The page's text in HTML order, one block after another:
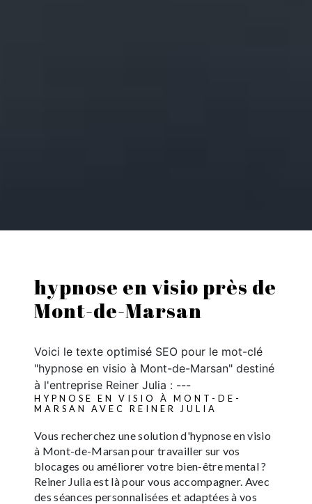
hypnose en visio près de
Mont-de-Marsan
Voici le texte optimisé SEO pour le mot-clé
"hypnose en visio à Mont-de-Marsan" destiné
à l'entreprise Reiner Julia : ---
HYPNOSE EN VISIO À MONT-DE-
MARSAN AVEC REINER JULIA
Vous recherchez une solution d'hypnose en visio
à Mont-de-Marsan pour travailler sur vos
blocages ou améliorer votre bien-être mental ?
Reiner Julia est là pour vous accompagner. Avec
des séances personnalisées et adaptées à vos